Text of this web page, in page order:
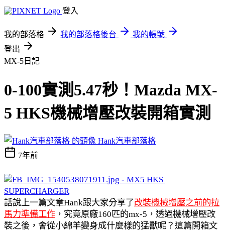
登入
我的部落格 我的部落格後台
我的帳號
登出
MX-5日記
0-100實測5.47秒！Mazda MX-
5 HKS機械增壓改裝開箱實測
Hank汽車部落格
7年前
話說上一篇文章Hank跟大家分享了改裝機械增壓之前的拉
馬力準備工作 ，究竟原廠160匹的mx-5，透過機械增壓改
裝之後，會從小綿羊變身成什麼樣的猛獸呢？這篇開箱文